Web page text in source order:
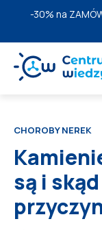
-30% na
CHOROBY NEREK
są i